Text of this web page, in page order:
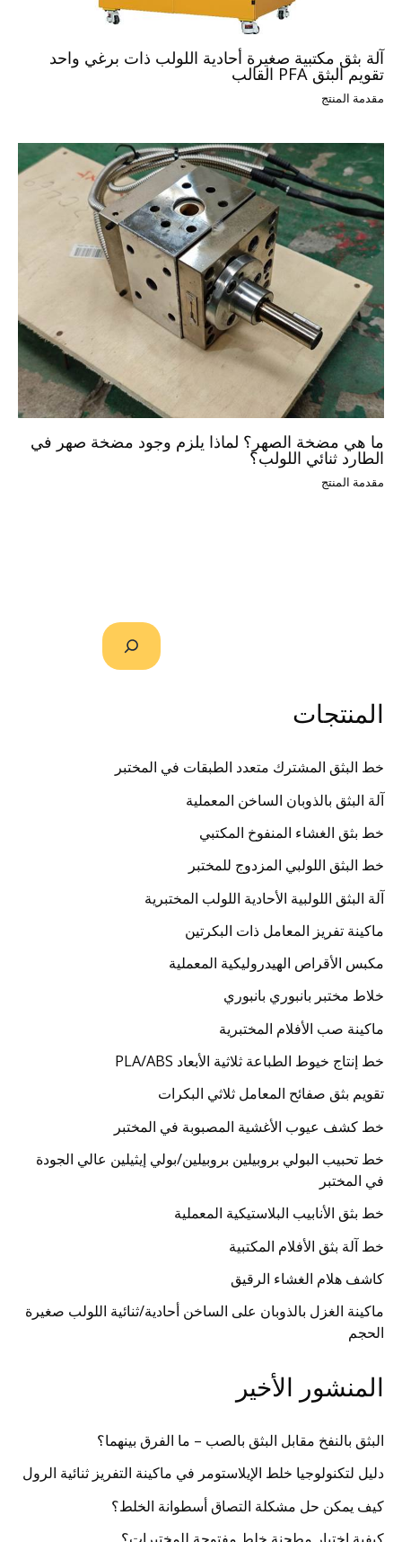
المنتجات
خط البثق المشترك متعدد الطبقات في المختبر
آلة البثق بالذوبان الساخن المعملية
خط بثق الغشاء المنفوخ المكتبي
خط البثق اللولبي المزدوج للمختبر
آلة البثق اللولبية الأحادية اللولب المختبرية
ماكينة تفريز المعامل ذات البكرتين
مكبس الأقراص الهيدروليكية المعملية
خلاط مختبر بانبوري بانبوري
ماكينة صب الأفلام المختبرية
خط إنتاج خيوط الطباعة ثلاثية الأبعاد PLA/ABS
تقويم بثق صفائح المعامل ثلاثي البكرات
خط كشف عيوب الأغشية المصبوبة في المختبر
خط تحبيب البولي بروبيلين بروبيلين/بولي إيثيلين عالي الجودة
في المختبر
خط بثق الأنابيب البلاستيكية المعملية
خط آلة بثق الأفلام المكتبية
كاشف هلام الغشاء الرقيق
ماكينة الغزل بالذوبان على الساخن أحادية/ثنائية اللولب صغيرة
الحجم
المنشور الأخير
البثق بالنفخ مقابل البثق بالصب – ما الفرق بينهما؟
دليل لتكنولوجيا خلط الإيلاستومر في ماكينة التفريز ثنائية الرول
كيف يمكن حل مشكلة التصاق أسطوانة الخلط؟
آلة بثق مكتبية صغيرة أحادية اللولب ذات برغي واحد
تقويم البثق PFA القالب
مقدمة المنتج
ما هي مضخة الصهر؟ لماذا يلزم وجود مضخة صهر في
الطارد ثنائي اللولب؟
مقدمة المنتج